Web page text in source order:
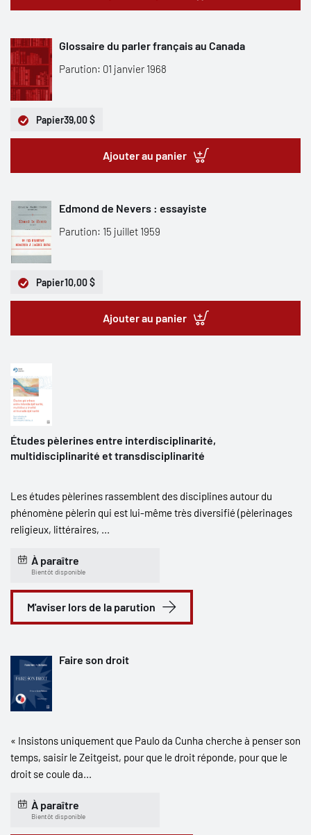
Glossaire du parler français au Canada
Parution: 01 janvier 1968
Papier39,00 $
Ajouter au panier
Edmond de Nevers : essayiste
Parution: 15 juillet 1959
Papier10,00 $
Ajouter au panier
Études pèlerines entre interdisciplinarité,
multidisciplinarité et transdisciplinarité
Les études pèlerines rassemblent des disciplines autour du
phénomène pèlerin qui est lui-même très diversifié (pèlerinages
religieux, littéraires, ...
À paraître
Bientôt disponible
M'aviser lors de la parution
Faire son droit
« Insistons uniquement que Paulo da Cunha cherche à penser son
temps, saisir le Zeitgeist, pour que le droit réponde, pour que le
droit se coule da...
À paraître
Bientôt disponible